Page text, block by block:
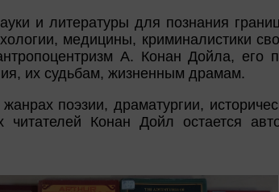
и литературы для познания
медицины, криминалистики
А. Конан Дойла, его
их судьбам, жизненным драмам.
поэзии, драматургии,
Конан Дойл остается